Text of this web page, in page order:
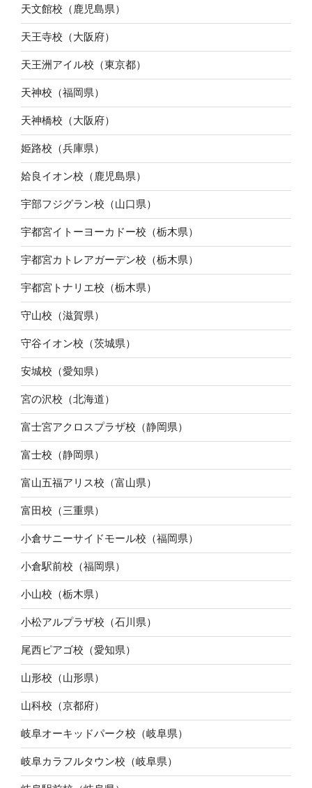
天文館校（鹿児島県）
天王寺校（大阪府）
天王洲アイル校（東京都）
天神校（福岡県）
天神橋校（大阪府）
姫路校（兵庫県）
姶良イオン校（鹿児島県）
宇部フジグラン校（山口県）
宇都宮イトーヨーカドー校（栃木県）
宇都宮カトレアガーデン校（栃木県）
宇都宮トナリエ校（栃木県）
守山校（滋賀県）
守谷イオン校（茨城県）
安城校（愛知県）
宮の沢校（北海道）
富士宮アクロスプラザ校（静岡県）
富士校（静岡県）
富山五福アリス校（富山県）
富田校（三重県）
小倉サニーサイドモール校（福岡県）
小倉駅前校（福岡県）
小山校（栃木県）
小松アルプラザ校（石川県）
尾西ピアゴ校（愛知県）
山形校（山形県）
山科校（京都府）
岐阜オーキッドパーク校（岐阜県）
岐阜カラフルタウン校（岐阜県）